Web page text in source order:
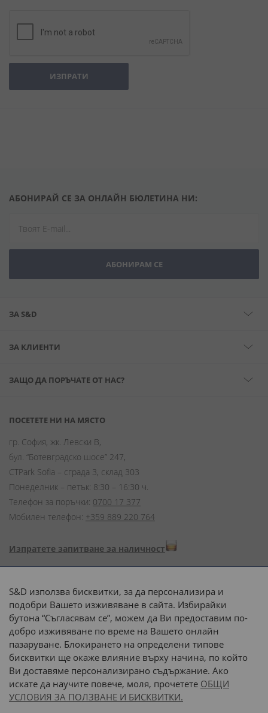
ИЗПРАТИ
АБОНИРАЙ СЕ ЗА ОНЛАЙН БЮЛЕТИНА НИ:
АБОНИРАМ СЕ
ЗА S&D
ЗА КЛИЕНТИ
ЗАЩО ДА ПОРЪЧАТЕ ОТ НАС?
ПОСЕТЕТЕ НИ НА МЯСТО
гр. София, жк. Левски В,
бул. “Ботевградско шосе” 247,
CTPark Sofia – сграда 3, склад 303
Понеделник – петък: 8:30 – 16:30 ч.
Телефон за поръчки: 0700 17 377
Мобилен телефон: +359 889 220 764
Изпратете запитване за наличност
Начини на плащане:
Доставка до адрес с:
или
наш транспорт
S&D използва бисквитки, за да персонализира и
подобри Вашето изживяване в сайта. Избирайки
бутона “Съгласявам се”, можем да Ви предоставим по-
добро изживяване по време на Вашето онлайн
пазаруване. Блокирането на определени типове
бисквитки ще окаже влияние върху начина, по който
Ви доставяме персонализирано съдържание. Ако
искате да научите повече, моля, прочетете ОБЩИ
УСЛОВИЯ ЗА ПОЛЗВАНЕ И БИСКВИТКИ.